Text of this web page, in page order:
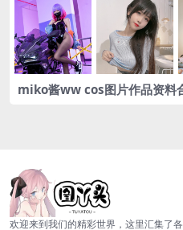
miko酱ww cos图片作品资料
欢迎来到我们的精彩世界，这里汇集了